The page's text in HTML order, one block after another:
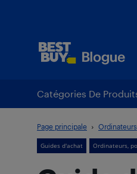
Catégories De
Page principale
Guides d'achat Ordinateurs,